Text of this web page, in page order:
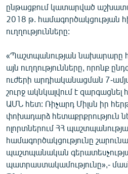
ՁԳՏԵԼՈՎ ԼԱՎԱԳՈՒՅՆԻՆ
ՓՈԴՔԱՍԹ
Հայերեն
English
Русский
ՀԵՏԵՎԵՔ ՄԵԶ
ընթացքում կատարված
2018 թ. համագործակցության
ուղղությունները:
«Պաշտպանության նախարարը
այն ուղղությունները, որոնք
ուժերի արդիականացման 7-
շուրջ ակնկալվում է զարգացնել
ԱՄՆ հետ: Ռիչարդ Միլսն իր
փոխադարձ հետաքրքրություն
ոլորտներում ՀՀ
համագործակցությունը
պաշտպանական
պատրաստակամությունը»,-